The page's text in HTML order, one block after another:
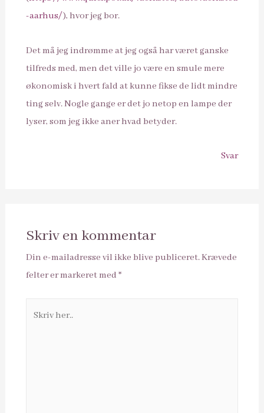
-aarhus/), hvor jeg bor.
Det må jeg indrømme at jeg også har været ganske
tilfreds med, men det ville jo være en smule mere
økonomisk i hvert fald at kunne fikse de lidt mindre
ting selv. Nogle gange er det jo netop en lampe der
lyser, som jeg ikke aner hvad betyder.
Svar
Skriv en kommentar
Din e-mailadresse vil ikke blive publiceret.Krævede
felter er markeret med *